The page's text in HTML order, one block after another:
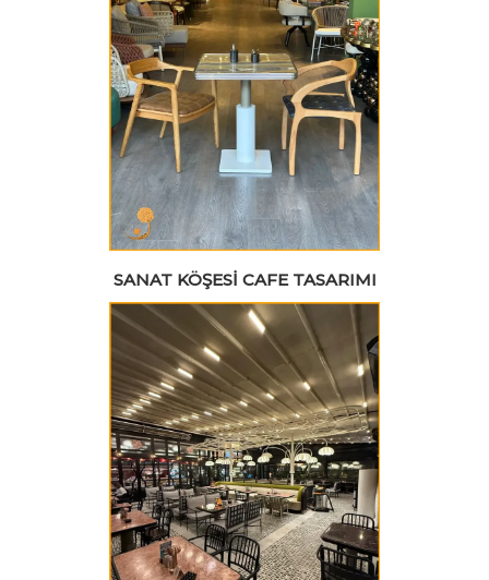
SANAT KÖŞESI CAFE TASARIMI